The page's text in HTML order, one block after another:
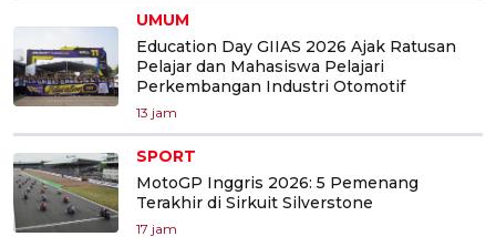
UMUM
Education Day GIIAS 2026 Ajak Ratusan
Pelajar dan Mahasiswa Pelajari
Perkembangan Industri Otomotif
13 jam
SPORT
MotoGP Inggris 2026: 5 Pemenang
Terakhir di Sirkuit Silverstone
17 jam